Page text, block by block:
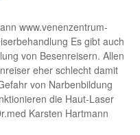
www.venenzentrum-
Es gibt auch
von Besenreisern. Allen
eher schlecht damit
von Narbenbildung
die Haut-Laser
Karsten Hartmann